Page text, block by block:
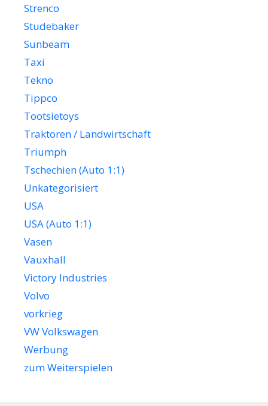
Strenco
Studebaker
Sunbeam
Taxi
Tekno
Tippco
Tootsietoys
Traktoren / Landwirtschaft
Triumph
Tschechien (Auto 1:1)
Unkategorisiert
USA
USA (Auto 1:1)
Vasen
Vauxhall
Victory Industries
Volvo
vorkrieg
VW Volkswagen
Werbung
zum Weiterspielen